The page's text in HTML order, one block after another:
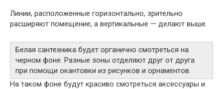
Линии, расположенные горизонтально, зрительно
расширяют помещение, а вертикальные — делают выше.
Белая сантехника будет органично смотреться на
черном фоне. Разные зоны отделяют друг от друга
при помощи окантовки из рисунков и орнаментов.
На таком фоне будут красиво смотреться аксессуары и